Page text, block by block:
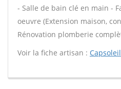
- Salle de bain clé en main -
oeuvre (Extension maison,
Rénovation plomberie
Voir la fiche artisan : Capsoleil